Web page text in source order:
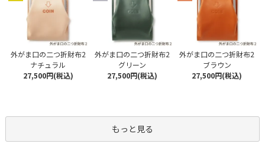
外がま口の二つ折財布2
ナチュラル
27,500円(税込)
外がま口の二つ折財布2
グリーン
27,500円(税込)
外がま口の二つ折財布2
ブラウン
27,500円(税込)
もっと見る